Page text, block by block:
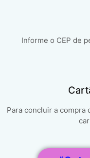
Informe o CEP de
Para concluir a compra